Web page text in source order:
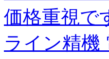
価格重視で
ライン精機